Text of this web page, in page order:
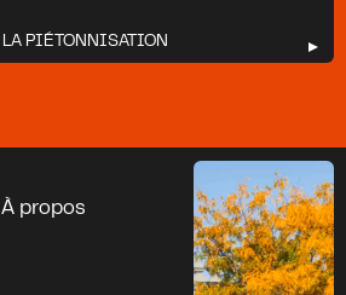
LA PIÉTONNISATION
À propos